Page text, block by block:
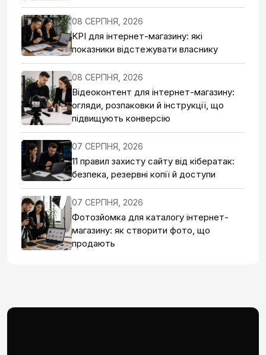
08 СЕРПНЯ, 2026
KPI для інтернет-магазину: які
показники відстежувати власнику
08 СЕРПНЯ, 2026
Відеоконтент для інтернет-магазину:
огляди, розпаковки й інструкції, що
підвищують конверсію
07 СЕРПНЯ, 2026
11 правил захисту сайту від кібератак:
безпека, резервні копії й доступи
07 СЕРПНЯ, 2026
Фотозйомка для каталогу інтернет-
магазину: як створити фото, що
продають